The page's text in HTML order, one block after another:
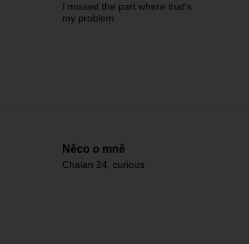
I missed the part where that's
my problem
Něco o mně
Chalan 24, curious